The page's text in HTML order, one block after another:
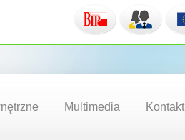
Multimedia Kontakt